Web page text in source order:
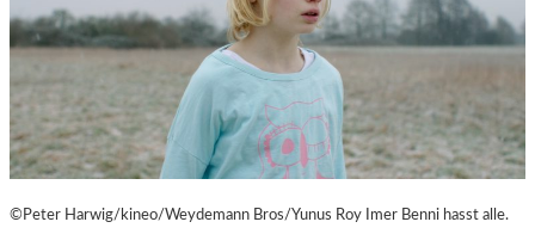
©Peter Harwig/kineo/Weydemann Bros/Yunus Roy Imer Benni hasst alle.